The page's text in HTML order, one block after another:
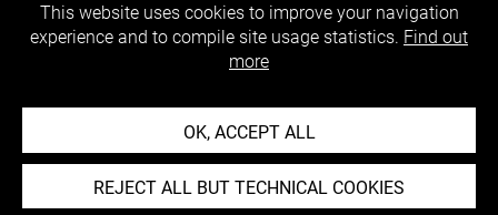
This website uses cookies to improve your navigation
experience and to compile site usage statistics. Find out
more
OK, ACCEPT ALL
REJECT ALL BUT TECHNICAL COOKIES